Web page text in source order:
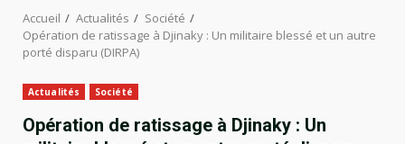
Accueil Actualités
Société
Opération de ratissage à Djinaky : Un militaire blessé et un autre
porté disparu (DIRPA)
Actualités Société
Opération de ratissage à Djinaky : Un